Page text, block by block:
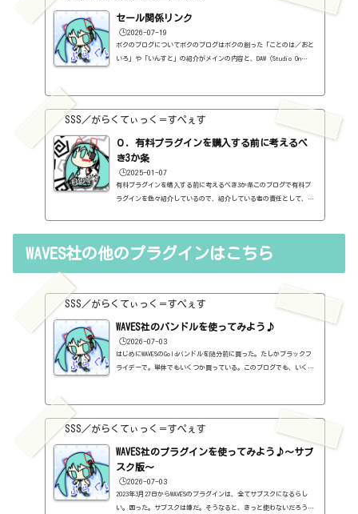
セール関係リンク
🕒️2026-07-19
ボクのブログについてボクのブログはボクの創った「ことのは／おと
いろ」や「いんすと」の紹介がメインの内容と、DAW（Studio On
録はしていますし、セールしているプラグインはブログの最初の方に
表示するように（編集したら、自動的に最初の方に表示されてるだけ
ですが・・...
SSS／がらくてぃっく＝すぺぇす
０．有料プラグインを購入する前に考えるべ
き3か条
🕒️2025-01-07
有料プラグインを購入する前に考えるべき3か条このブログで有料プ
ラグインを色々紹介しているので、紹介している者の責任として、有
ンの中には、なぜ、これが無料なんだろう？と驚くような性能のもの
もの...
WAVES社の他のプラグインはこちら
SSS／がらくてぃっく＝すぺぇす
WAVES社のバンドルを使ってみよう♪
🕒️2026-07-03
はじめにWAVESのGoldバンドルを随分前に買った。たしかブラックフ
ライデーで。単体でもいくつか買っている。このブログでも、いくつ
買った。まったくわからないまま。で、結論から言えば、ずっと使っ
ているものもあれば、全然使っていないものもあるのだけど、たしか
に...
SSS／がらくてぃっく＝すぺぇす
WAVES社のプラグインを使ってみよう♪～サブ
スク版～
🕒️2026-07-03
2023年3月27日からWAVESのプラグインは、全てサブスクになるらし
い。困った。サブスクは嫌だ。そうなると、きっと使わないだろうと